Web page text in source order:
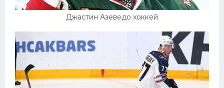
Джастин Азеведо хоккей